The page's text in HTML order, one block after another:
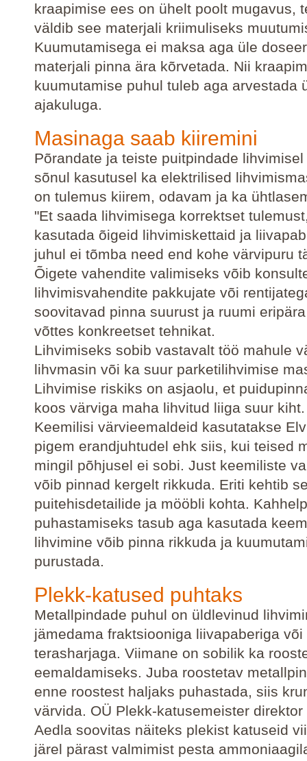
kraapimise ees on ühelt poolt mugavus,
väldib see materjali kriimuliseks
Kuumutamisega ei maksa aga üle
materjali pinna ära kõrvetada. Nii
kuumutamise puhul tuleb aga arvestada
ajakuluga.
Masinaga saab kiiremini
Põrandate ja teiste puitpindade
sõnul kasutusel ka elektrilised
on tulemus kiirem, odavam ja ka
"Et saada lihvimisega korrektset
kasutada õigeid lihvimiskettaid ja
juhul ei tõmba need end kohe värvipuru
Õigete vahendite valimiseks võib
lihvimisvahendite pakkujate või
soovitavad pinna suurust ja ruumi
võttes konkreetset tehnikat.
Lihvimiseks sobib vastavalt töö mahule
lihvmasin või ka suur parketilihvimise
Lihvimise riskiks on asjaolu, et
koos värviga maha lihvitud liiga suur kiht.
Keemilisi värvieemaldeid kasutatakse
pigem erandjuhtudel ehk siis, kui teised
mingil põhjusel ei sobi. Just keemiliste
võib pinnad kergelt rikkuda. Eriti kehtib
puitehisdetailide ja mööbli kohta.
puhastamiseks tasub aga kasutada
lihvimine võib pinna rikkuda ja
purustada.
Plekk-katused puhtaks
Metallpindade puhul on üldlevinud
jämedama fraktsiooniga liivapaberiga või
terasharjaga. Viimane on sobilik ka
eemaldamiseks. Juba roostetav
enne roostest haljaks puhastada, siis
värvida. OÜ Plekk-katusemeister direktor
Aedla soovitas näiteks plekist katuseid
järel pärast valmimist pesta